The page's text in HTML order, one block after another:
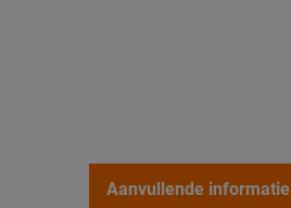
Aanvullende informatie